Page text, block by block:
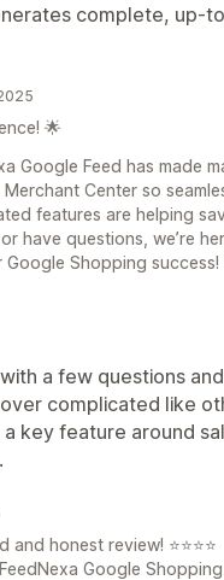
complete, up-
🌟
Google Feed has made
Center so
features are helping
have questions, we’re
Shopping success!
a few questions
complicated like
key feature around
honest review! ⭐⭐⭐⭐
Google